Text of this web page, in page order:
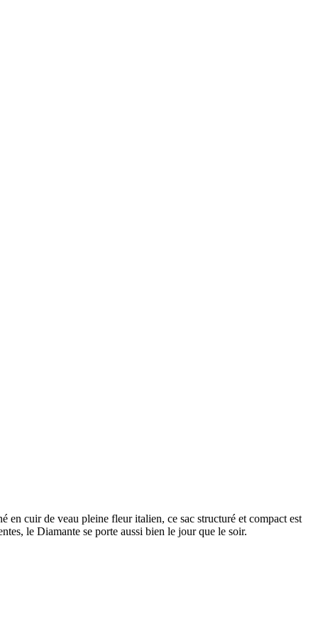
cuir de veau pleine fleur italien, ce sac structuré et compact est
le Diamante se porte aussi bien le jour que le soir.